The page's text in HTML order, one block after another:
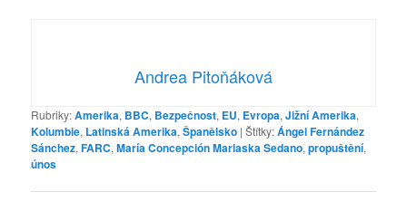
Andrea Pitoňáková
Rubriky:Amerika, BBC, Bezpečnost, EU, Evropa,Jižní Amerika,
Kolumbie, Latinská Amerika,Španělsko |Štítky:Ángel Fernández
Sánchez,FARC,María Concepción Marlaska Sedano,propuštění,
únos